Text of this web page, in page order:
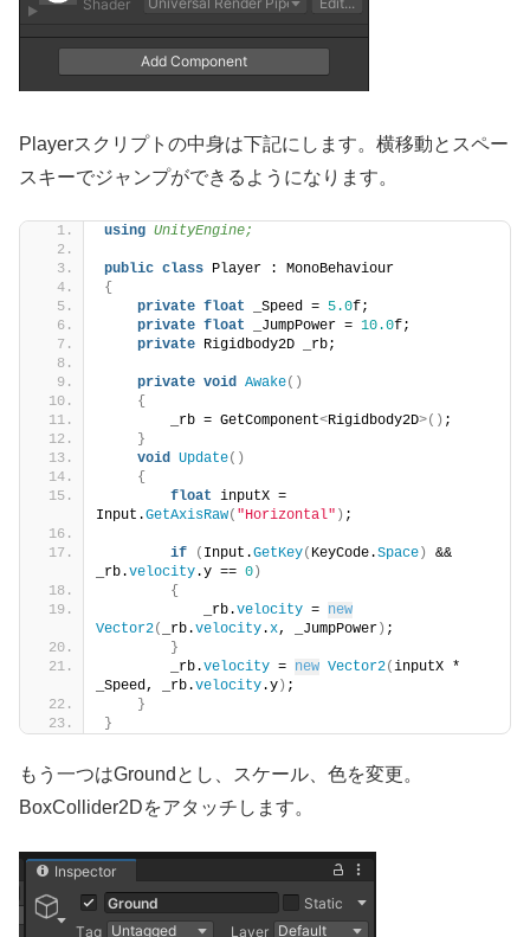
Playerスクリプトの中身は下記にします。横移動とスペー
スキーでジャンプができるようになります。
using UnityEngine;
public class Player : MonoBehaviour
{
private float _Speed = 5.0f;
private float _JumpPower = 10.0f;
private Rigidbody2D _rb;
private void Awake()
{
        _rb = GetComponent
<Rigidbody2D>() ;
}
void Update()
{
float inputX =
Input.GetAxisRaw( "Horizontal" ) ;
if ( Input.GetKey( KeyCode.Space )
&&
_rb.velocity.y == 0 )
{
            _rb.
velocity = new
Vector2( _rb.velocity.x, _JumpPower ) ;
}
        _rb.
velocity = new Vector2(inputX *
_Speed, _rb.velocity.y ) ;
}
}
もう一つはGroundとし、スケール、色を変更。
BoxCollider2Dをアタッチします。